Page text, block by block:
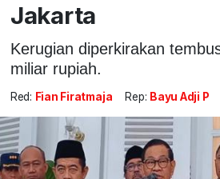
Jakarta
Kerugian diperkirakan
miliar rupiah.
Red: Fian Firatmaja Rep: Bayu Adji P